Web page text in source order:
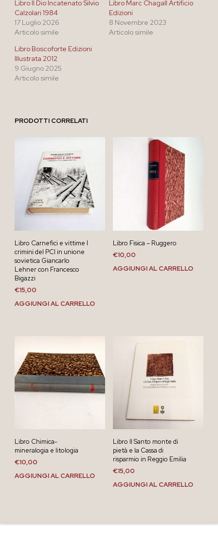
Libro Il Dio Incatenato Silvio
Calzolari 1984
17 Luglio 2026
Articolo simile
Libro Marc Chagall Artificio
Edizioni
8 Novembre 2023
Articolo simile
Libro Boscoforte Edizioni
Illustrata 2012
9 Giugno 2025
Articolo simile
PRODOTTI CORRELATI
Libro Carnefici e vittime I
crimini del PCI in unione
sovietica Giancarlo
Lehner con Francesco
Bigazzi
€15,00
AGGIUNGI AL CARRELLO
Libro Fisica – Ruggero
€10,00
AGGIUNGI AL CARRELLO
Libro Chimica-
mineralogia e litologia
€10,00
AGGIUNGI AL CARRELLO
Libro Il Santo monte di
pietà e la Cassa di
risparmio in Reggio Emilia
€15,00
AGGIUNGI AL CARRELLO